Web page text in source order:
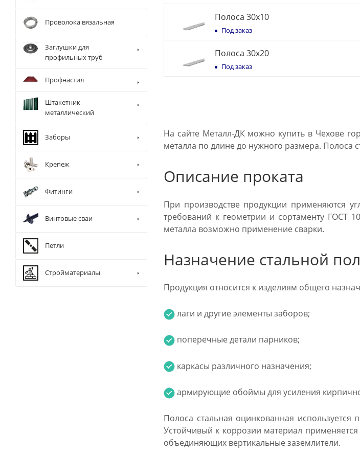
Полоса 30х10
Под заказ
Полоса 30х20
Под заказ
На сайте Металл-ДК можно купить в Чехове
металла по длине до нужного размера. Полоса
Описание проката
При производстве продукции применяются
требований к геометрии и сортаменту ГОСТ
металла возможно применение сварки.
Назначение стальной
Продукция относится к изделиям общего
лаги и другие элементы заборов;
поперечные детали парников;
каркасы различного назначения;
армирующие обоймы для усиления
Полоса стальная оцинкованная
Устойчивый к коррозии материал
объединяющих вертикальные заземлители.
Проволока вязальная
Заглушки для
профильных труб
Профнастил
Штакетник
металлический
Заборы
Крепеж
Фитинги
Винтовые сваи
Петли
Стройматериалы